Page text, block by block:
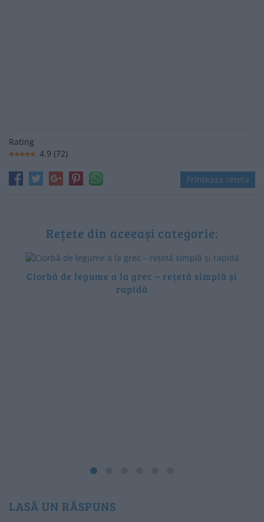
Rating
4.9 (72)
Printeaza reteta
Rețete din aceeași categorie:
Ciorbă de legume a la grec – rețetă simplă și
rapidă
LASĂ UN RĂSPUNS